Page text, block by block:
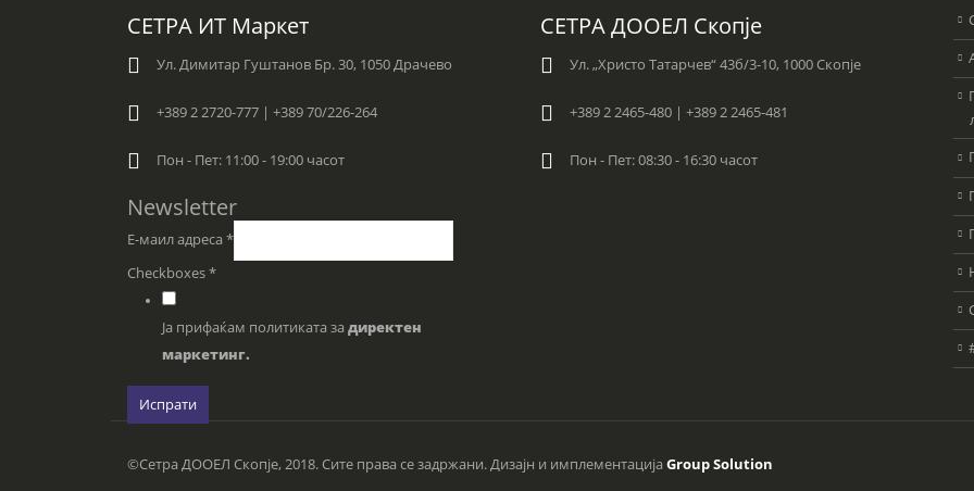
СЕТРА ИТ Маркет
Ул. Димитар Гуштанов Бр. 30, 1050 Драчево
+389 2 2720-777 | +389 70/226-264
Пон - Пет: 11:00 - 19:00 часот
Newsletter
Е-маил адреса *
Checkboxes*
Ја прифаќам политиката за директен
маркетинг.
Испрати
СЕТРА ДООЕЛ Скопје
Ул. „Христо Татарчев“ 43б/3-10, 1000 Скопје
+389 2 2465-480 | +389 2 2465-481
Пон - Пет: 08:30 - 16:30 часот
©Сетра ДООЕЛ Скопје, 2018. Сите права се задржани. Дизајн и имплементација Group Solution